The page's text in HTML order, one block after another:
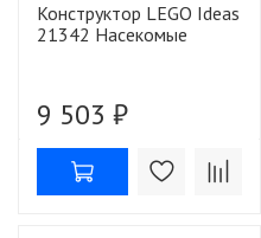
Конструктор LEGO Ideas
21342 Насекомые
9 503 ₽